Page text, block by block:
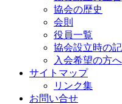
協会の歴史
会則
役員一覧
協会設立時の
入会希望の方へ
サイトマップ
リンク集
お問い合せ